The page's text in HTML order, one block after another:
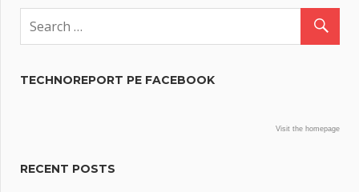
TECHNOREPORT PE FACEBOOK
Visit the homepage
RECENT POSTS